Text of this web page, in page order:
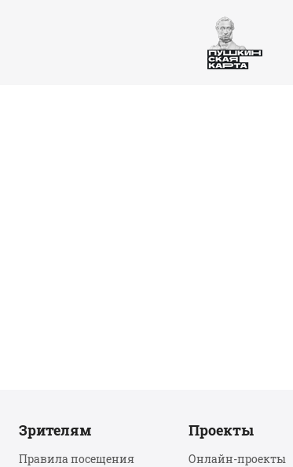
Зрителям
Правила посещения
Проекты
Онлайн-проекты